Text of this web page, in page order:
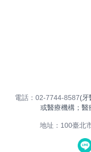
電話：02-7744-8587(牙
或醫療機構；醫
地址：100臺北